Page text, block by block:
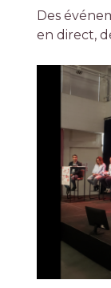
Des
en direct,